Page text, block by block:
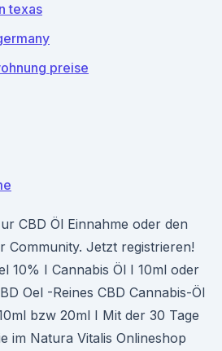
texas
preise
CBD Öl Einnahme oder den
Community. Jetzt registrieren!
10% I Cannabis Öl I 10ml oder
Oel -Reines CBD Cannabis-Öl
bzw 20ml I Mit der 30 Tage
im Natura Vitalis Onlineshop